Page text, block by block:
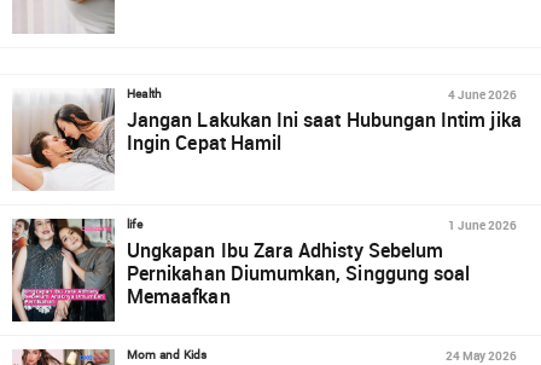
Health 4 June 2026
Jangan Lakukan Ini saat Hubungan Intim jika
Ingin Cepat Hamil
life 1 June 2026
Ungkapan Ibu Zara Adhisty Sebelum
Pernikahan Diumumkan, Singgung soal
Memaafkan
Mom and Kids 24 May 2026